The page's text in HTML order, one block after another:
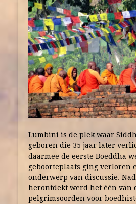
Lumbini is de plek waar
geboren die 35 jaar later
daarmee de eerste Boeddha
geboorteplaats ging verloren
onderwerp van discussie.
herontdekt werd het één van
pelgrimsoorden voor